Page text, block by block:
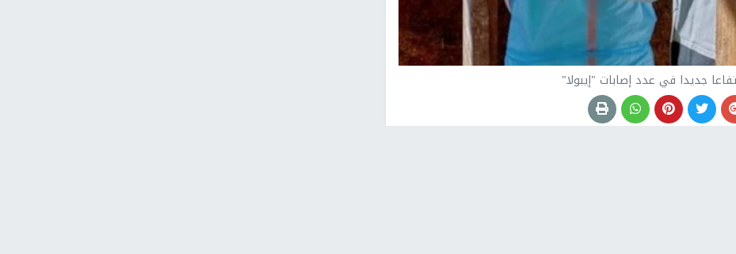
جديدا في عدد إصابات "إيبولا"